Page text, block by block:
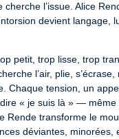
l’issue. Alice
devient langage,
petit, trop lisse, trop
l’air, plie,
Chaque tension, un
« je suis là » — même
Rende transforme le
déviantes, minorées,